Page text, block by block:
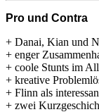
Pro und Contra
+ Danai, Kian und
+ enger
+ coole Stunts im All
+ kreative
+ Flinn als
+ zwei